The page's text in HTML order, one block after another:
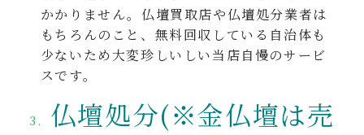
かかりません。仏壇買取店や仏壇処分業者は
もちろんのこと、無料回収している自治体も
少ないため大変珍しいしい当店自慢のサービ
スです。
仏壇処分(※金仏壇は売